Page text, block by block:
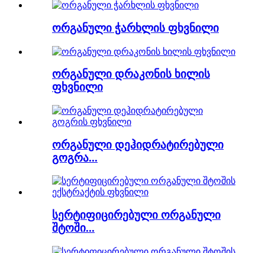
ორგანული ჭარხლის ფხვნილი
ორგანული დრაკონის ხილის
ფხვნილი
ორგანული დეჰიდრატირებული
გოგრა...
სერტიფიცირებული ორგანული
შტოში...